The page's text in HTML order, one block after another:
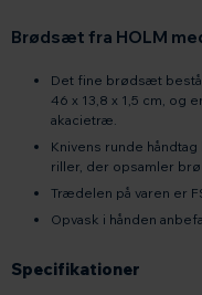
Specifikationer
Brødsæt fra HOLM
Det fine brødsæt
46 x 13,8 x 1,5 cm, og
akacietræ.
Knivens runde
riller, der opsamler
Trædelen på varen er
Opvask i hånden